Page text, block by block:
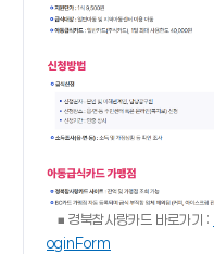
■ 경북참사랑카드 바로가기 :
oginForm